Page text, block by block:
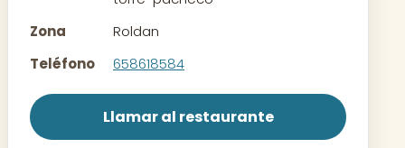
Contacto
Zona
Roldan
Teléfono
658618584
Llamar al restaurante